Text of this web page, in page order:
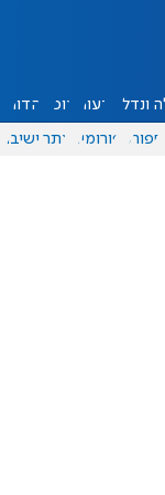
ונדל"ן דעות אוכל יהדות
ספורט פורומים אתר ישיבה